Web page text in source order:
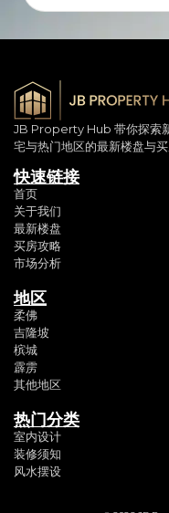
JB Property Hub 带你探索
宅与热门地区的最新楼盘与买
快速链接
首页
关于我们
最新楼盘
买房攻略
市场分析
地区
柔佛
吉隆坡
槟城
霹雳
其他地区
热门分类
室内设计
装修须知
风水摆设